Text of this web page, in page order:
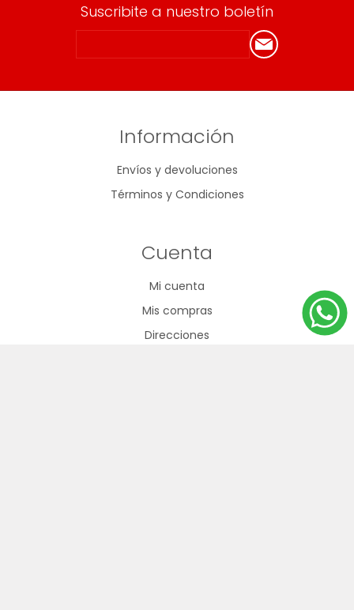
Suscribite a nuestro boletín
Información
Envíos y devoluciones
Términos y Condiciones
Cuenta
Mi cuenta
Mis compras
Direcciones